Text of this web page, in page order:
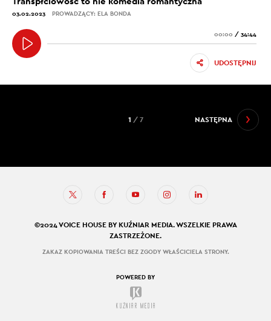
03.02.2023 PROWADZĄCY: ELA BONDA
00:00 / 34:44
UDOSTĘPNIJ
NASTĘPNA
1 / 7
©2024 VOICE HOUSE BY KUŹNIAR MEDIA. WSZELKIE PRAWA
ZASTRZEŻONE.
ZAKAZ KOPIOWANIA TREŚCI BEZ ZGODY WŁAŚCICIELA STRONY.
POWERED BY